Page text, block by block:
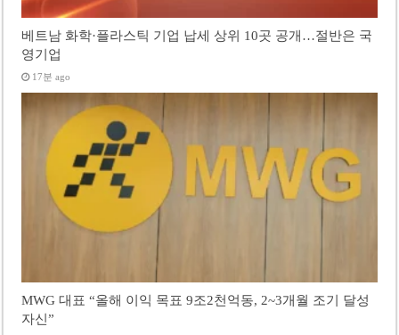
베트남 화학·플라스틱 기업 납세 상위 10곳 공개…절반은 국
영기업
17분 ago
MWG 대표 “올해 이익 목표 9조2천억동, 2~3개월 조기 달성
자신”